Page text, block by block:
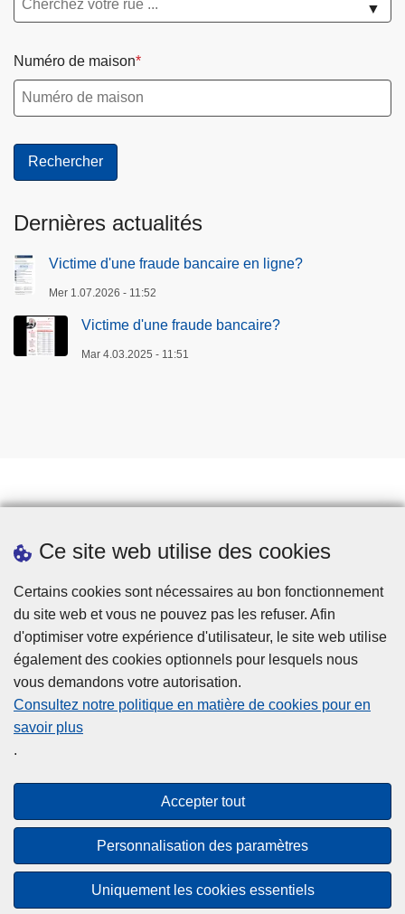
Ce site web utilise des cookies
Certains cookies sont nécessaires au bon fonctionnement
du site web et vous ne pouvez pas les refuser. Afin
d'optimiser votre expérience d'utilisateur, le site web utilise
également des cookies optionnels pour lesquels nous
vous demandons votre autorisation.
Consultez notre politique en matière de cookies pour en
savoir plus
.
Accepter tout
Personnalisation des paramètres
Uniquement les cookies essentiels
▼
Numéro de maison
Dernières actualités
Victime d'une fraude bancaire en ligne?
Mer 1.07.2026 - 11:52
Victime d'une fraude bancaire?
Mar 4.03.2025 - 11:51
Téléchargements
Presse
Cookies
Accessibilité
© 2026 Police.be